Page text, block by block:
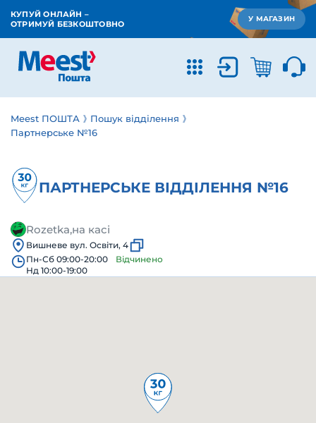
КУПУЙ ОНЛАЙН –
ОТРИМУЙ БЕЗКОШТОВНО
У МАГАЗИН
Meest ПОШТА
Пошук відділення
Партнерське №16
ПАРТНЕРСЬКЕ ВІДДІЛЕННЯ №16
Rozetka,на касі
Вишневе вул. Освіти, 4
Пн-Сб 09:00-20:00
Відчинено
Нд 10:00-19:00